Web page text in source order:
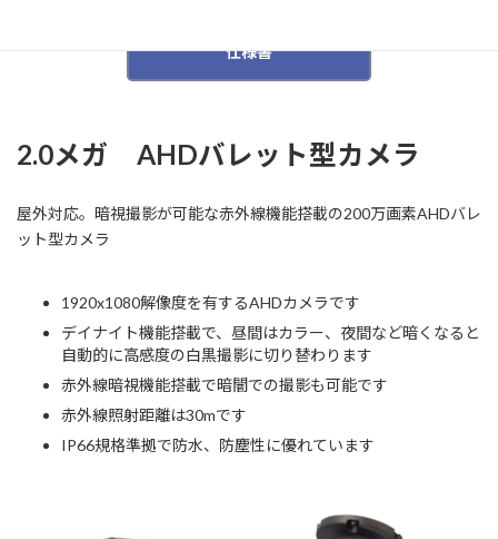
仕様書
2.0メガ AHDバレット型カメラ
屋外対応。暗視撮影が可能な赤外線機能搭載の200万画素AHDバレ
ット型カメラ
1920x1080解像度を有するAHDカメラです
デイナイト機能搭載で、昼間はカラー、夜間など暗くなると
自動的に高感度の白黒撮影に切り替わります
赤外線暗視機能搭載で暗闇での撮影も可能です
赤外線照射距離は30mです
IP66規格準拠で防水、防塵性に優れています